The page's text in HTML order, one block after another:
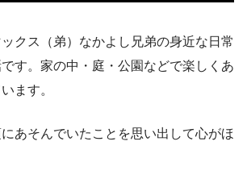
クス（弟）なかよし兄弟の身近な日常
す。家の中・庭・公園などで楽しくあ
ます。
あそんでいたことを思い出して心がほ